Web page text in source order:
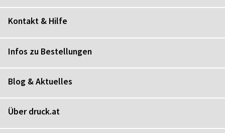
Kontakt & Hilfe
Infos zu Bestellungen
Blog & Aktuelles
Über druck.at